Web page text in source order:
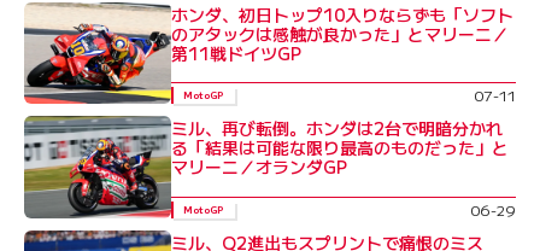
ホンダ、初日トップ10入りならずも「ソフト
のアタックは感触が良かった」とマリーニ／
第11戦ドイツGP
MotoGP 07-11
ミル、再び転倒。ホンダは2台で明暗分かれ
る「結果は可能な限り最高のものだった」と
マリーニ／オランダGP
MotoGP 06-29
ミル、Q2進出もスプリントで痛恨のミス